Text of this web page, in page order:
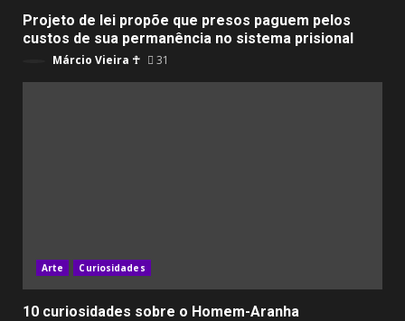
Projeto de lei propõe que presos paguem pelos
custos de sua permanência no sistema prisional
Márcio Vieira ☥ 31
Arte Curiosidades
10 curiosidades sobre o Homem-Aranha